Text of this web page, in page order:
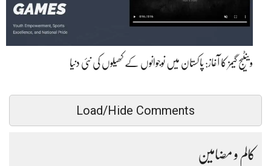
وینٹیج گیمز کا آغاز: پاکستان میں نوجوانوں کے کھیلوں کی نئی دنیا
Load/Hide Comments
کالم و مضامین